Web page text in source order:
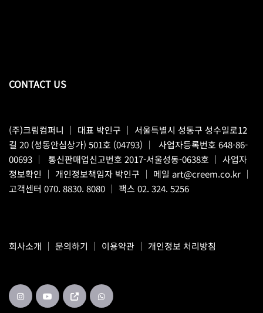
CONTACT US
(주)크림컴퍼니 ｜ 대표 박인구 ｜ 서울특별시 성동구 성수일로12
길 20 (성동안심상가) 501호 (04793) ｜ 사업자등록번호 648-86-
00693 ｜ 통신판매업신고번호 2017-서울성동-0638호 ｜ 사업자
정보확인 ｜ 개인정보책임자 박인구 ｜ 메일 art@creem.co.kr ｜
고객센터 070. 8830. 8080 ｜ 팩스 02. 324. 5256
회사소개 ｜ 문의하기 ｜ 이용약관 ｜ 개인정보 처리방침